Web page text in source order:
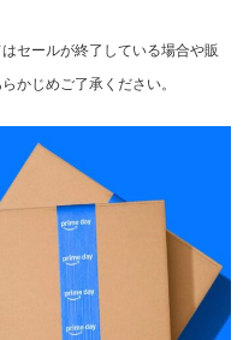
セールが終了している場合や販
かじめご了承ください。